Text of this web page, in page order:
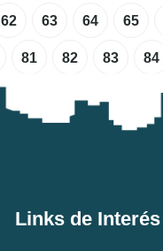
62 63 64 65
81 82 83 84
Links de Interés